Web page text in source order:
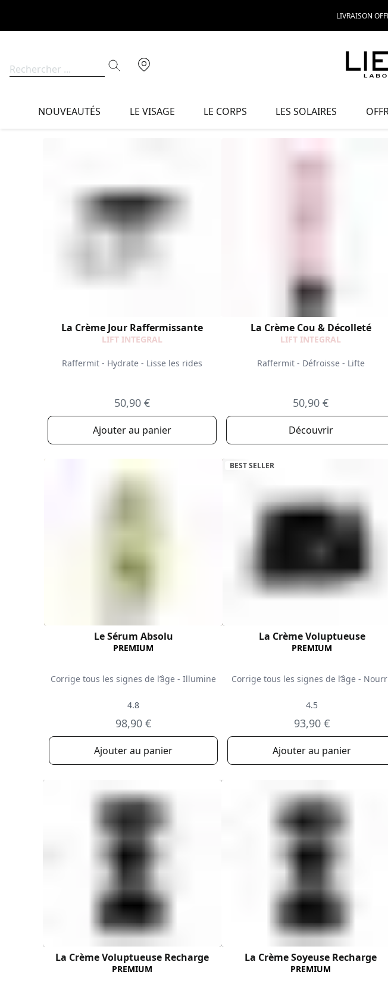
LIVRAISON
NOUVEAUTÉS LE VISAGE LE CORPS LES SOLAIRES
La Crème Jour Raffermissante
LIFT INTEGRAL
Raffermit - Hydrate - Lisse les rides
50,90 €
Ajouter au panier
La Crème Cou & Décolleté
LIFT INTEGRAL
Raffermit - Défroisse - Lifte
50,90 €
Découvrir
Le Sérum Absolu
PREMIUM
Corrige tous les signes de l’âge - Illumine
4.8
98,90 €
Ajouter au panier
BEST SELLER
La Crème Voluptueuse
PREMIUM
Corrige tous les signes de l’âge -
4.5
93,90 €
Ajouter au panier
La Crème Voluptueuse Recharge
PREMIUM
La Crème Soyeuse Recharge
PREMIUM